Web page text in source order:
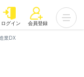
ログイン 会員登録
業DX